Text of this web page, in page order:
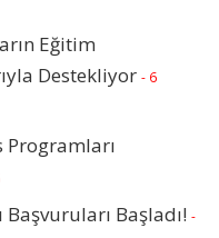
Eğitim
Destekliyor - 6
Programları
Başladı! -